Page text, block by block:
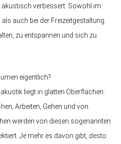
verbessert. Sowohl im
auch bei der Freizeitgestaltung
zu entspannen und sich zu
eigentlich?
liegt in glatten Oberflächen:
Arbeiten, Gehen und von
werden von diesen sogenannten
Je mehr es davon gibt, desto